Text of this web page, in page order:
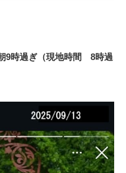
9時過ぎ（現地時間 8時過